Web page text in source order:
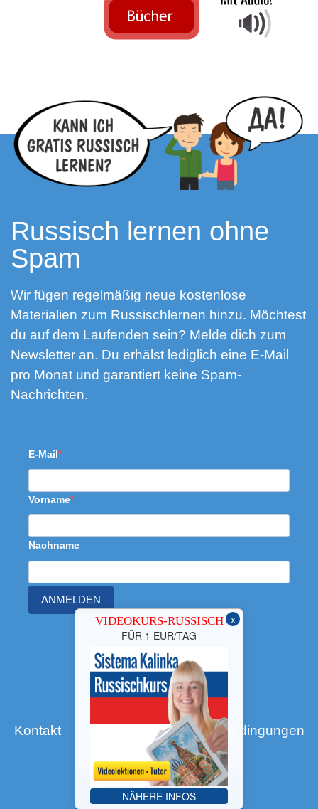
x
VIDEOKURS-RUSSISCH
FÜR 1 EUR/TAG
NÄHERE INFOS
Russisch lernen ohne
Spam
Wir fügen regelmäßig neue kostenlose
Materialien zum Russischlernen hinzu. Möchtest
du auf dem Laufenden sein? Melde dich zum
Newsletter an. Du erhälst lediglich eine E-Mail
pro Monat und garantiert keine Spam-
Nachrichten.
E-Mail
Vorname
Nachname
ANMELDEN
Kontakt
Nutzungsbedingungen
Datenschutz
Shop - Russischschule